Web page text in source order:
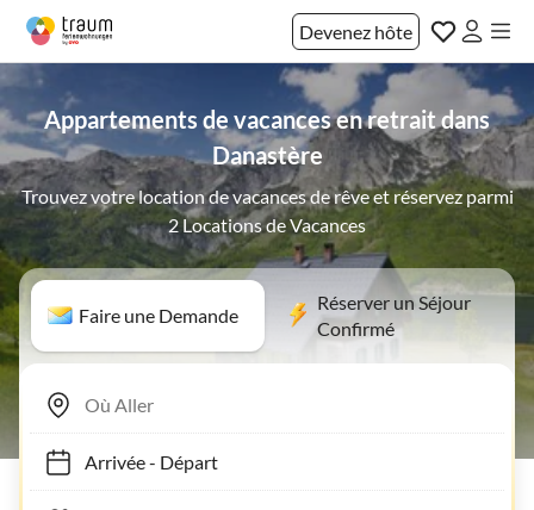
Devenez hôte
Appartements de vacances en retrait dans
Danastère
Trouvez votre location de vacances de rêve et réservez parmi
2 Locations de Vacances
Faire une Demande
Réserver un Séjour
Confirmé
Arrivée- Départ